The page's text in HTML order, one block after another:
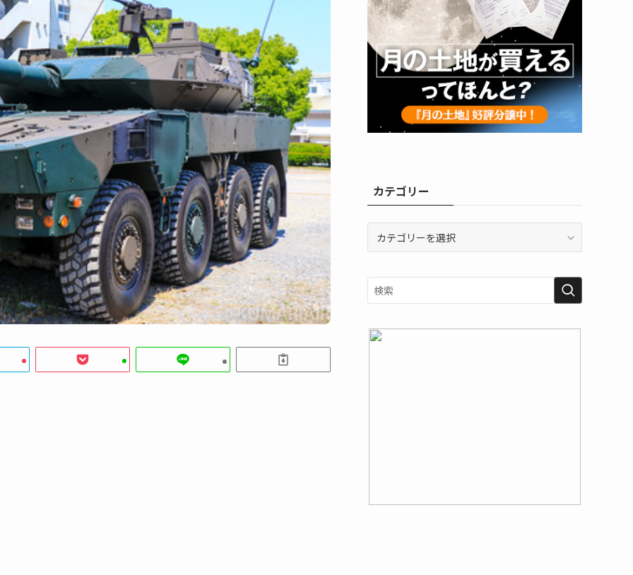
カテゴリー
リ
ー